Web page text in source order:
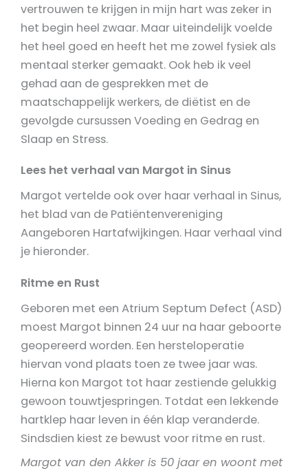
vertrouwen te krijgen in mijn hart was zeker in
het begin heel zwaar. Maar uiteindelijk voelde
het heel goed en heeft het me zowel fysiek als
mentaal sterker gemaakt. Ook heb ik veel
gehad aan de gesprekken met de
maatschappelijk werkers, de diëtist en de
gevolgde cursussen Voeding en Gedrag en
Slaap en Stress.
Lees het verhaal van Margot in Sinus
Margot vertelde ook over haar verhaal in Sinus,
het blad van de Patiëntenvereniging
Aangeboren Hartafwijkingen. Haar verhaal vind
je hieronder.
Ritme en Rust
Geboren met een Atrium Septum Defect (ASD)
moest Margot binnen 24 uur na haar geboorte
geopereerd worden. Een hersteloperatie
hiervan vond plaats toen ze twee jaar was.
Hierna kon Margot tot haar zestiende gelukkig
gewoon touwtjespringen. Totdat een lekkende
hartklep haar leven in één klap veranderde.
Sindsdien kiest ze bewust voor ritme en rust.
Margot van den Akker is 50 jaar en woont met